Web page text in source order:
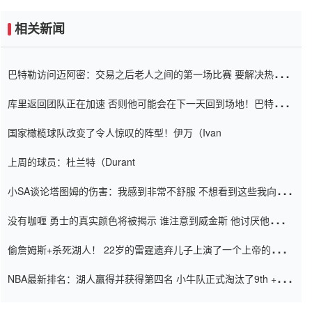
相关新闻
巴特勒访问迈阿密：交易之后老人之间的第一场比赛 要解决热情的
库里返回团队正在加速 否则他可能会在下一天回到场地！巴特勒迈
国家橄榄球队改变了令人惊叹的阵型！伊万（Ivan
上周的球员：杜兰特（Durant
小SA谈论塔图姆的伤害：我感到非常不舒服 不想看到这些我向他
没有咖喱 勇士的真实颜色将被揭示 谁注意到威金斯 他讨厌他的老
偷詹姆斯+杀死湖人！ 22岁的雷霆遗弃儿子上演了一个上帝的剧
NBA最新排名：湖人赢得并获得第四名 小牛队正式淘汰了9th + 76